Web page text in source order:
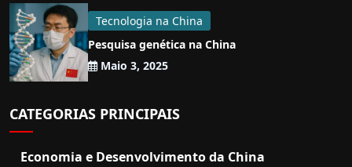
Tecnologia na China
Pesquisa genética na China
Maio 3, 2025
CATEGORIAS PRINCIPAIS
Economia e Desenvolvimento da China